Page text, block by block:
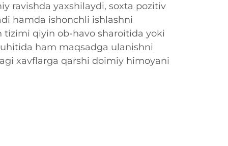
ravishda yaxshilaydi, soxta pozitiv
hamda ishonchli ishlashni
tizimi qiyin ob-havo sharoitida yoki
ham maqsadga ulanishni
xavflarga qarshi doimiy himoyani